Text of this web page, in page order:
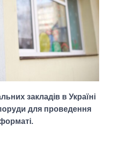
закладів в Україні
для проведення